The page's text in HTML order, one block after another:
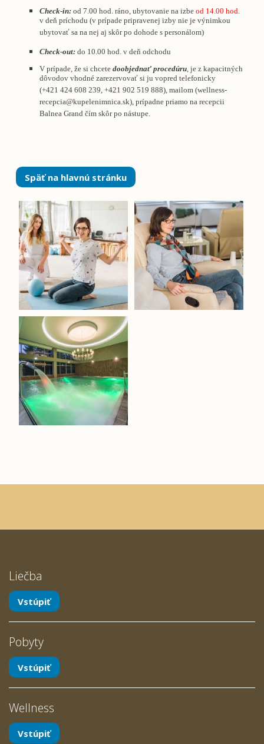
Check-in: od 7.00 hod. ráno, ubytovanie na izbe od 14.00 hod.
v deň príchodu (v prípade pripravenej izby nie je výnimkou
ubytovať sa na nej aj skôr po dohode s personálom)
Check-out: do 10.00 hod. v deň odchodu
V prípade, že si chcete doobjednať procedúru, je z kapacitných
dôvodov vhodné zarezervovať si ju vopred telefonicky
(+421 424 608 239, +421 902 519 888), mailom (wellness-
recepcia@kupelenimnica.sk), prípadne priamo na recepcii
Balnea Grand čím skôr po nástupe.
Späť na hlavnú stránku
Liečba
Vstúpiť
Pobyty
Vstúpiť
Wellness
Vstúpiť